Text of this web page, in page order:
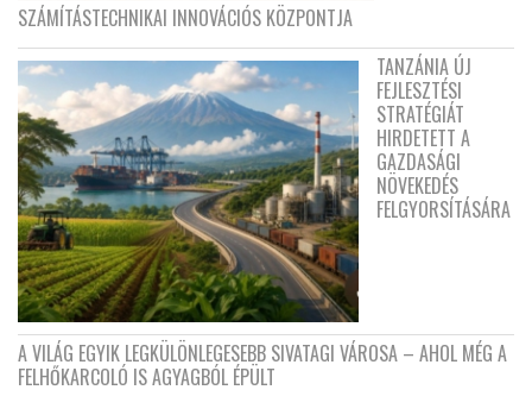
SZÁMÍTÁSTECHNIKAI INNOVÁCIÓS KÖZPONTJA
TANZÁNIA ÚJ
FEJLESZTÉSI
STRATÉGIÁT
HIRDETETT A
GAZDASÁGI
NÖVEKEDÉS
FELGYORSÍTÁSÁRA
A VILÁG EGYIK LEGKÜLÖNLEGESEBB SIVATAGI VÁROSA – AHOL MÉG A
FELHŐKARCOLÓ IS AGYAGBÓL ÉPÜLT